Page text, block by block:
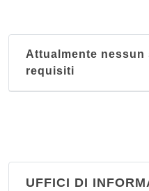
Attualmente
requisiti
UFFICI DI